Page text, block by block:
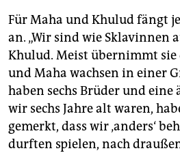
Für Maha und Khulud fängt
an. „Wir sind wie Sklavinnen
Khulud. Meist übernimmt sie
und Maha wachsen in einer
haben sechs Brüder und eine
wir sechs Jahre alt waren,
gemerkt, dass wir ‚anders‘
durften spielen, nach